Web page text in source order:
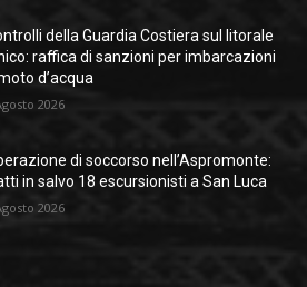
della Guardia Costiera sul litorale
raffica di sanzioni per imbarcazioni
d’acqua
2026
di soccorso nell’Aspromonte:
in salvo 18 escursionisti a San Luca
2026